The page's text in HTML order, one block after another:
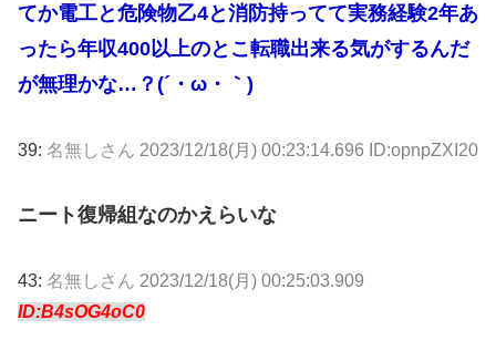
てか電工と危険物乙4と消防持ってて実務経験2年あ
ったら年収400以上のとこ転職出来る気がするんだ
が無理かな…？(´・ω・｀)
39: 名無しさん 2023/12/18(月) 00:23:14.696 ID:opnpZXI20
ニート復帰組なのかえらいな
43: 名無しさん 2023/12/18(月) 00:25:03.909
ID:B4sOG4oC0